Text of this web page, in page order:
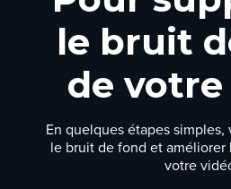
le bruit
de
En quelques étapes simples,
le bruit de fond et améliorer
votre